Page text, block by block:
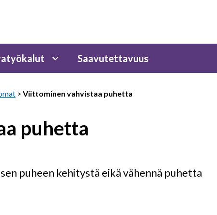
Saavutettavuus
> Viittominen vahvistaa puhetta
puhetta
puheen kehitystä eikä vähennä puhetta